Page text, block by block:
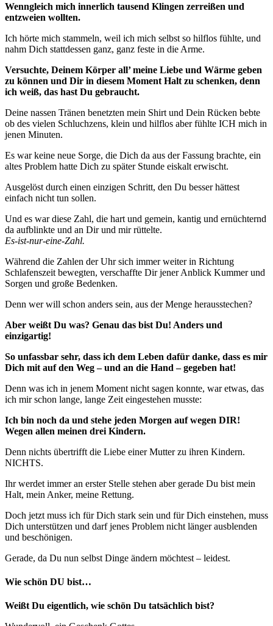
Wenngleich mich innerlich tausend Klingen zerreißen und
entzweien wollten.
Ich hörte mich stammeln, weil ich mich selbst so hilflos fühlte, und
nahm Dich stattdessen ganz, ganz feste in die Arme.
Versuchte, Deinem Körper all’ meine Liebe und Wärme geben
zu können und Dir in diesem Moment Halt zu schenken, denn
ich weiß, das hast Du gebraucht.
Deine nassen Tränen benetzten mein Shirt und Dein Rücken bebte
ob des vielen Schluchzens, klein und hilflos aber fühlte ICH mich in
jenen Minuten.
Es war keine neue Sorge, die Dich da aus der Fassung brachte, ein
altes Problem hatte Dich zu später Stunde eiskalt erwischt.
Ausgelöst durch einen einzigen Schritt, den Du besser hättest
einfach nicht tun sollen.
Und es war diese Zahl, die hart und gemein, kantig und ernüchternd
da aufblinkte und an Dir und mir rüttelte.
Es-ist-nur-eine-Zahl.
Während die Zahlen der Uhr sich immer weiter in Richtung
Schlafenszeit bewegten, verschaffte Dir jener Anblick Kummer und
Sorgen und große Bedenken.
Denn wer will schon anders sein, aus der Menge herausstechen?
Aber weißt Du was? Genau das bist Du! Anders und
einzigartig!
So unfassbar sehr, dass ich dem Leben dafür danke, dass es mir
Dich mit auf den Weg – und an die Hand – gegeben hat!
Denn was ich in jenem Moment nicht sagen konnte, war etwas, das
ich mir schon lange, lange Zeit eingestehen musste:
Ich bin noch da und stehe jeden Morgen auf wegen DIR!
Wegen allen meinen drei Kindern.
Denn nichts übertrifft die Liebe einer Mutter zu ihren Kindern.
NICHTS.
Ihr werdet immer an erster Stelle stehen aber gerade Du bist mein
Halt, mein Anker, meine Rettung.
Doch jetzt muss ich für Dich stark sein und für Dich einstehen, muss
Dich unterstützen und darf jenes Problem nicht länger ausblenden
und beschönigen.
Gerade, da Du nun selbst Dinge ändern möchtest – leidest.
Wie schön DU bist…
Weißt Du eigentlich, wie schön Du tatsächlich bist?